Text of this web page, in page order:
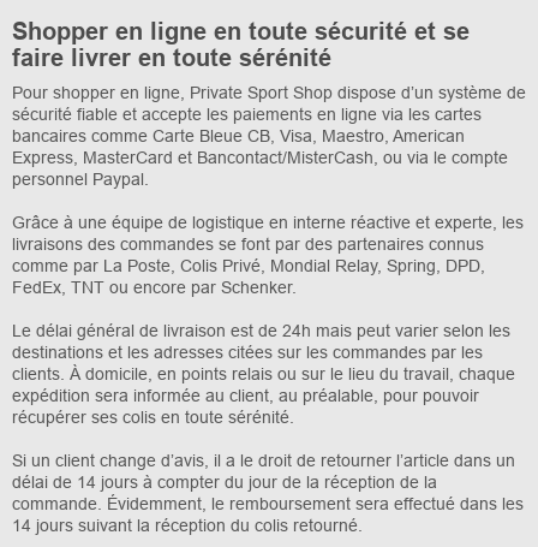
Shopper en ligne en toute sécurité et se
faire livrer en toute sérénité
Pour shopper en ligne, Private Sport Shop dispose d’un système de
sécurité fiable et accepte les paiements en ligne via les cartes
bancaires comme Carte Bleue CB, Visa, Maestro, American
Express, MasterCard et Bancontact/MisterCash, ou via le compte
personnel Paypal.
Grâce à une équipe de logistique en interne réactive et experte, les
livraisons des commandes se font par des partenaires connus
comme par La Poste, Colis Privé, Mondial Relay, Spring, DPD,
FedEx, TNT ou encore par Schenker.
Le délai général de livraison est de 24h mais peut varier selon les
destinations et les adresses citées sur les commandes par les
clients. À domicile, en points relais ou sur le lieu du travail, chaque
expédition sera informée au client, au préalable, pour pouvoir
récupérer ses colis en toute sérénité.
Si un client change d’avis, il a le droit de retourner l’article dans un
délai de 14 jours à compter du jour de la réception de la
commande. Évidemment, le remboursement sera effectué dans les
14 jours suivant la réception du colis retourné.